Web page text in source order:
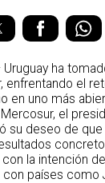
Uruguay ha
enfrentando el
en uno más
el
su deseo de que
la intención
países como